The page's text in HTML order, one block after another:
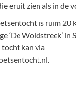
eruit zien als in de
is ruim 20
‘De Woldstreek’ in
tocht kan via
.